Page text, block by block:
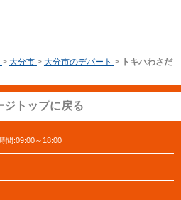
> 大分市 > 大分市のデパート >
トキハわさだ
ジトップに戻る
間:09:00～18:00